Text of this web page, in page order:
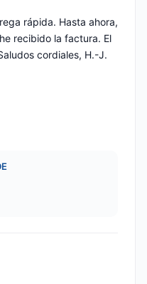
rápida. Hasta ahora,
recibido la factura. El
cordiales, H.-J.